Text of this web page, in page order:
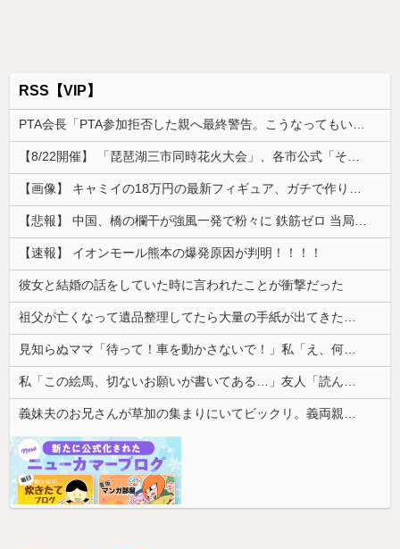
RSS【VIP】
【速報】 イオンモール熊本の爆発原因が判明！！！！
彼女と結婚の話をしていた時に言われたことが衝撃だった